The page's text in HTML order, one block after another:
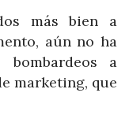
más bien a
aún no ha
a
marketing, que